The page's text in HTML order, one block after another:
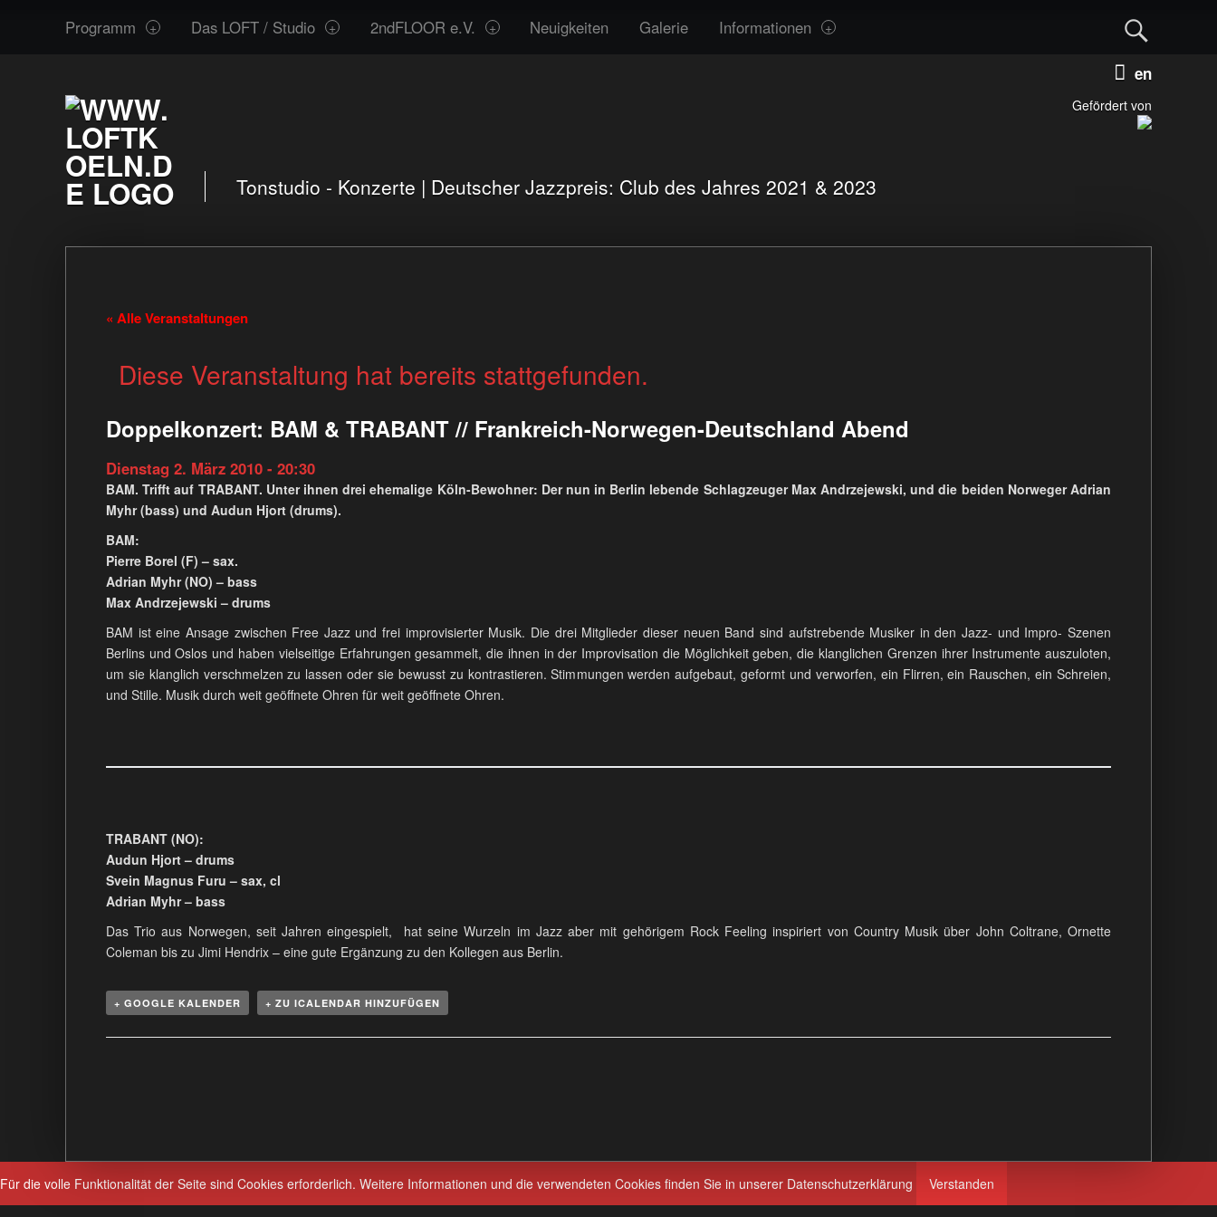
siteProgramm Das LOFT / Studio 2ndFLOOR e.V. Neuigkeiten Galerie Informationen
Deutsch
Tonstudio - Konzerte | Deutscher Jazzpreis: Club des Jahres 2021 & 2023
Gefördert von
« Alle Veranstaltungen
Diese Veranstaltung hat bereits stattgefunden.
Doppelkonzert: BAM & TRABANT // Frankreich-Norwegen-Deutschland Abend
Dienstag 2. März 2010 - 20:30
BAM. Trifft auf TRABANT. Unter ihnen drei ehemalige Köln-Bewohner: Der nun in Berlin lebende Schlagzeuger Max Andrzejewski, und die beiden Norweger Adrian
Myhr (bass) und Audun Hjort (drums).
BAM:
Pierre Borel (F) – sax.
Adrian Myhr (NO) – bass
Max Andrzejewski – drums
BAM ist eine Ansage zwischen Free Jazz und frei improvisierter Musik. Die drei Mitglieder dieser neuen Band sind aufstrebende Musiker in den Jazz- und Impro- Szenen
Berlins und Oslos und haben vielseitige Erfahrungen gesammelt, die ihnen in der Improvisation die Möglichkeit geben, die klanglichen Grenzen ihrer Instrumente auszuloten,
um sie klanglich verschmelzen zu lassen oder sie bewusst zu kontrastieren. Stimmungen werden aufgebaut, geformt und verworfen, ein Flirren, ein Rauschen, ein Schreien,
und Stille. Musik durch weit geöffnete Ohren für weit geöffnete Ohren.
TRABANT (NO):
Audun Hjort – drums
Svein Magnus Furu – sax, cl
Adrian Myhr – bass
Das Trio aus Norwegen, seit Jahren eingespielt, hat seine Wurzeln im Jazz aber mit gehörigem Rock Feeling inspiriert von Country Musik über John Coltrane, Ornette
Coleman bis zu Jimi Hendrix – eine gute Ergänzung zu den Kollegen aus Berlin.
+ GOOGLE KALENDER + ZU ICALENDAR HINZUFÜGEN
n
s
Für die volle Funktionalität der Seite sind Cookies erforderlich. Weitere Informationen und die verwendeten Cookies finden Sie in unserer Datenschutzerklärung Verstanden